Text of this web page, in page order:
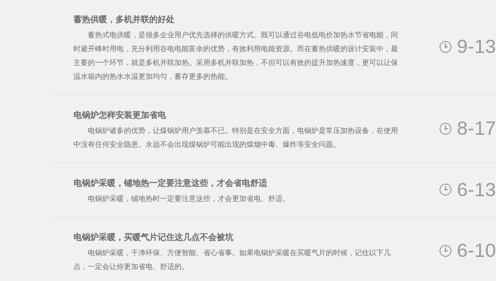
蓄热供暖，多机并联的好处
蓄热式电供暖，是很多企业用户优先选择的供暖方式。既可以通过谷电低电价加热水节省电能，同
时避开峰时用电，充分利用谷电电能富余的优势，有效利用电能资源。而在蓄热供暖的设计安装中，最
主要的一个环节，就是多机并联加热。采用多机并联加热，不但可以有效的提升加热速度，更可以让保
温水箱内的热水水温更加均匀，蓄存更多的热能。
9-13
电锅炉怎样安装更加省电
电锅炉诸多的优势，让煤锅炉用户羡慕不已。特别是在安全方面，电锅炉是常压加热设备，在使用
中没有任何安全隐患。永远不会出现煤锅炉可能出现的煤烟中毒、爆炸等安全问题。
8-17
电锅炉采暖，铺地热一定要注意这些，才会省电舒适
电锅炉采暖，铺地热时一定要注意这些，才会更加省电、舒适。 6-13
电锅炉采暖，买暖气片记住这几点不会被坑
电锅炉采暖，干净环保、方便智能、省心省事。如果电锅炉采暖在买暖气片的时候，记住以下几
点，一定会让你更加省电、舒适的。
6-10